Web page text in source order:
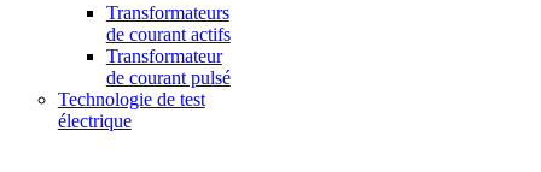
Transformateurs
de courant actifs
Transformateur
de courant pulsé
Technologie de test
électrique